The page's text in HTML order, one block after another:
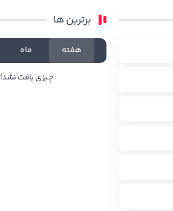
برترین ها
هفته ماه
چیزی یافت نشد!